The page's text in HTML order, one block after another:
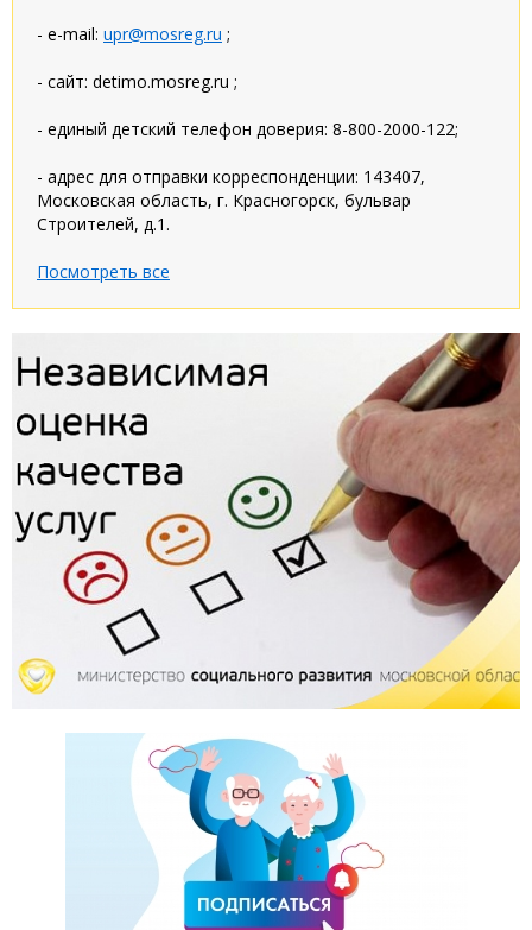
- e-mail: upr@mosreg.ru ;
- сайт: detimo.mosreg.ru ;
- единый детский телефон доверия: 8-800-2000-122;
- адрес для отправки корреспонденции: 143407,
Московская область, г. Красногорск, бульвар
Строителей, д.1.
Посмотреть все